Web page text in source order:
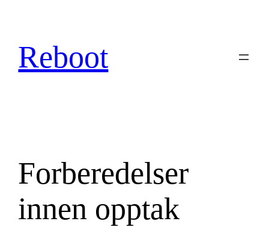
innhold
Reboot
Forberedelser
innen opptak